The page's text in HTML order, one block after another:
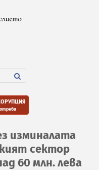
изминалата
сектор
60 млн. лева